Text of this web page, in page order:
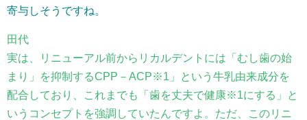
寄与しそうですね。
田代
実は、リニューアル前からリカルデントには「むし歯の始
まり」を抑制するCPP－ACP※1」という牛乳由来成分を
配合しており、これまでも「歯を丈夫で健康※1にする」と
いうコンセプトを強調していたんですよ。ただ、このリニ